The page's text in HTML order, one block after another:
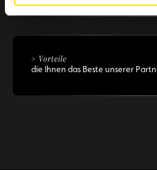
> Vorteile
die Ihnen das Beste unserer